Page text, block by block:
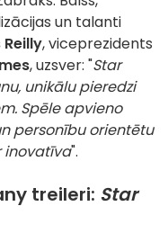
un talanti
, viceprezidents
, uzsver: "Star
unikālu pieredzi
Spēle apvieno
personību orientētu
inovatīva".
treileri: Star